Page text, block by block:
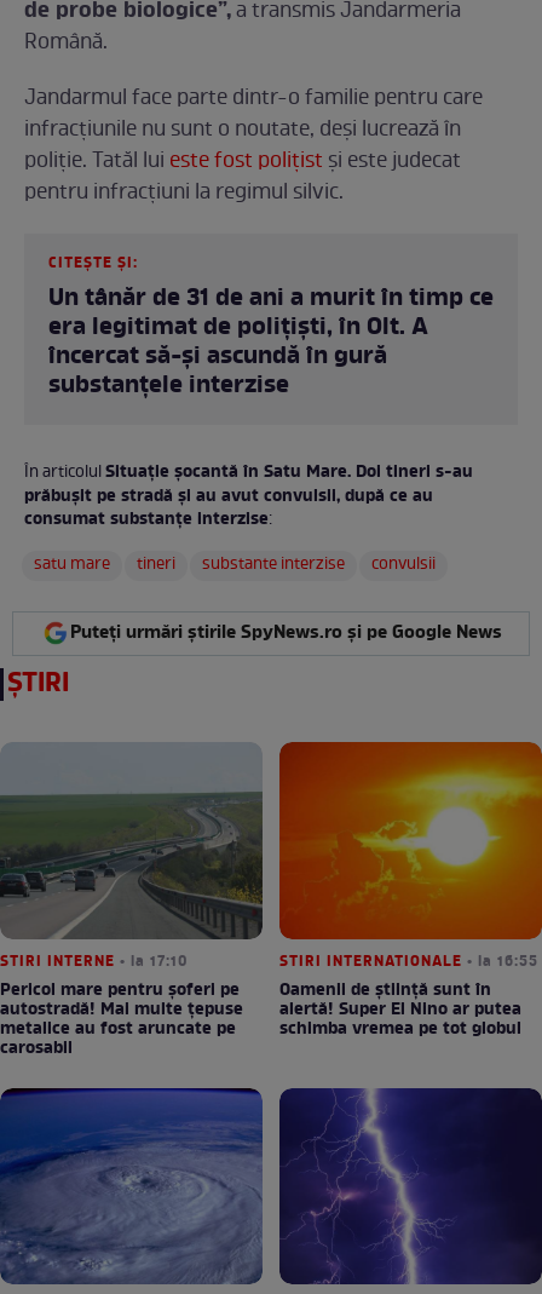
de probe biologice”,a transmis Jandarmeria
Română.
Jandarmul face parte dintr-o familie pentru care
infracțiunile nu sunt o noutate, deși lucrează în
poliție. Tatăl lui este fost polițist și este judecat
pentru infracțiuni la regimul silvic.
CITEȘTE ȘI:
Un tânăr de 31 de ani a murit în timp ce
era legitimat de poliţişti, în Olt. A
încercat să-și ascundă în gură
substanțele interzise
În articolulSituație șocantă în Satu Mare. Doi tineri s-au
prăbușit pe stradă și au avut convulsii, după ce au
consumat substanțe interzise:
satu mare
tineri substante interzise convulsii
Puteți urmări știrile SpyNews.ro și pe Google News
ȘTIRI
STIRI INTERNE • la 17:10
Pericol mare pentru șoferi pe
autostradă! Mai multe țepuse
metalice au fost aruncate pe
carosabil
STIRI INTERNATIONALE • la 16:55
Oamenii de știință sunt în
alertă! Super El Nino ar putea
schimba vremea pe tot globul